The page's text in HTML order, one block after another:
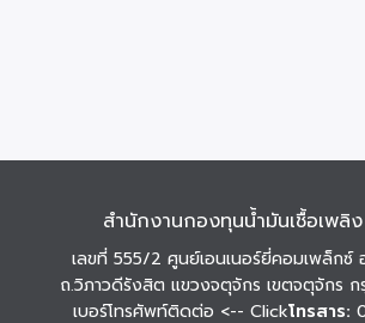
สำนักงานกองทุนน้ำมันเชื้อเพลิ
เลขที่ 555/2 ศูนย์เอนเนอร์ยี่คอมเพล็กซ์
ถ.วิภาวดีรังสิต แขวงจตุจักร เขตจตุจักร
เบอร์โทรศัพท์ติดต่อ <-- Clickโทรสาร: